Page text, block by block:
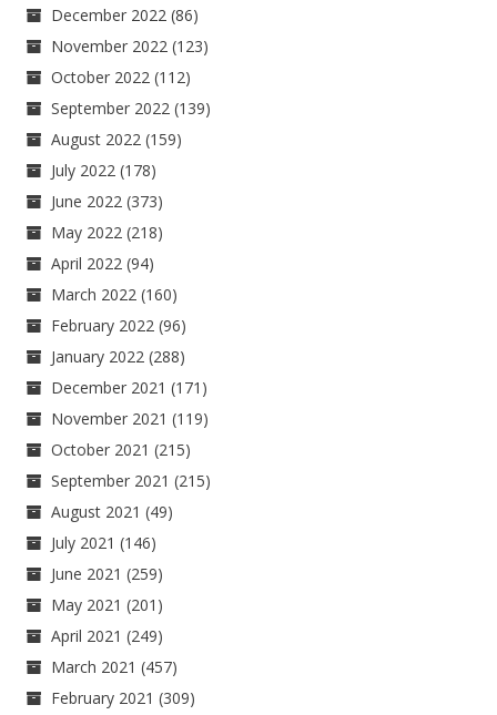
December 2022 (86)
November 2022 (123)
October 2022 (112)
September 2022 (139)
August 2022 (159)
July 2022 (178)
June 2022 (373)
May 2022 (218)
April 2022 (94)
March 2022 (160)
February 2022 (96)
January 2022 (288)
December 2021 (171)
November 2021 (119)
October 2021 (215)
September 2021 (215)
August 2021 (49)
July 2021 (146)
June 2021 (259)
May 2021 (201)
April 2021 (249)
March 2021 (457)
February 2021 (309)